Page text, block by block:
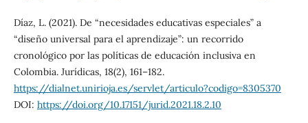
Díaz, L. (2021). De “necesidades educativas especiales” a
“diseño universal para el aprendizaje”: un recorrido
cronológico por las políticas de educación inclusiva en
Colombia. Jurídicas, 18(2), 161–182.
https://dialnet.unirioja.es/servlet/articulo?codigo=8305370
DOI: https://doi.org/10.17151/jurid.2021.18.2.10